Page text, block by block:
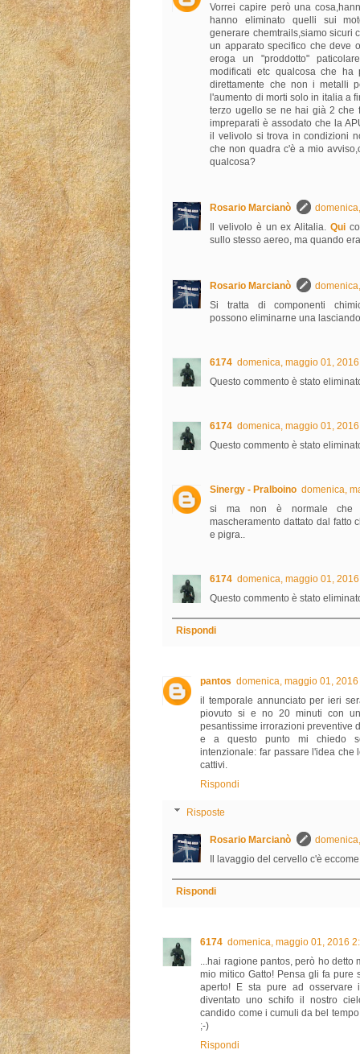
Vorrei capire però una
hanno eliminato quelli sui
generare chemtrails,siamo sicuri
un apparato specifico che deve
eroga un "proddotto"
modificati etc qualcosa che
direttamente che non i metalli
l'aumento di morti solo in italia a
terzo ugello se ne hai già 2 che
impreparati è assodato che la
il velivolo si trova in condizioni
che non quadra c'è a mio
qualcosa?
Rosario Marcianò
Il velivolo è un ex Alitalia. Qui
sullo stesso aereo, ma quando
Rosario Marcianò
Si tratta di componenti
possono eliminarne una
6174 domenica, maggio 01,
Questo commento è stato
6174 domenica, maggio 01,
Questo commento è stato
Sinergy - Pralboino domenica,
si ma non è normale che
mascheramento dattato dal fatto
e pigra..
6174 domenica, maggio 01,
Questo commento è stato
Rispondi
pantos domenica, maggio 01,
il temporale annunciato per ieri
piovuto si e no 20 minuti con
pesantissime irrorazioni preventive
e a questo punto mi chiedo
intenzionale: far passare l'idea che
cattivi.
Rispondi
Risposte
Rosario Marcianò
Il lavaggio del cervello c'è
Rispondi
6174 domenica, maggio 01, 2016
...hai ragione pantos, però ho detto
mio mitico Gatto! Pensa gli fa pure
aperto! E sta pure ad osservare
diventato uno schifo il nostro
candido come i cumuli da bel
;-)
Rispondi